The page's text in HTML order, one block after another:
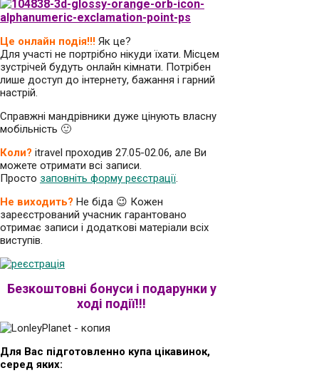
Це онлайн подія!!! Як це?
Для участі не портрібно нікуди їхати. Місцем
зустрічей будуть онлайн кімнати. Потрібен
лише доступ до інтернету, бажання і гарний
настрій.
Справжні мандрівники дуже цінують власну
мобільність 🙂
Коли? itravel проходив 27.05-02.06, але Ви
можете отримати всі записи.
Просто заповніть форму реєстрації.
Не виходить? Не біда 😉 Кожен
зареєстрований учасник гарантовано
отримає записи і додаткові матеріали всіх
виступів.
Безкоштовні бонуси і подарунки у
ході події!!!
Для Вас підготовленно купа цікавинок,
серед яких: